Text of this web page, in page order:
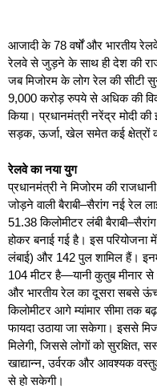
आजादी के 78 वर्षों और भारतीय
रेलवे से जुड़ने के साथ ही देश की
जब मिजोरम के लोग रेल की सीटी
9,000 करोड़ रुपये से अधिक की
किया। प्रधानमंत्री नरेंद्र मोदी
सड़क, ऊर्जा, खेल समेत कई क्षेत्रों
रेलवे का नया युग
प्रधानमंत्री ने मिजोरम की
जोड़ने वाली बैराबी–सैरांग नई रेल
51.38 किलोमीटर लंबी
होकर बनाई गई है। इस
लंबाई) और 142 पुल शामिल हैं।
104 मीटर है—यानी कुतुब
और भारतीय रेल का दूसरा सबसे
किलोमीटर आगे म्यांमार सीमा तक
फायदा उठाया जा सकेगा। इससे
मिलेगी, जिससे लोगों को सुरक्षित,
खाद्यान्न, उर्वरक और आवश्यक
से हो सकेगी।